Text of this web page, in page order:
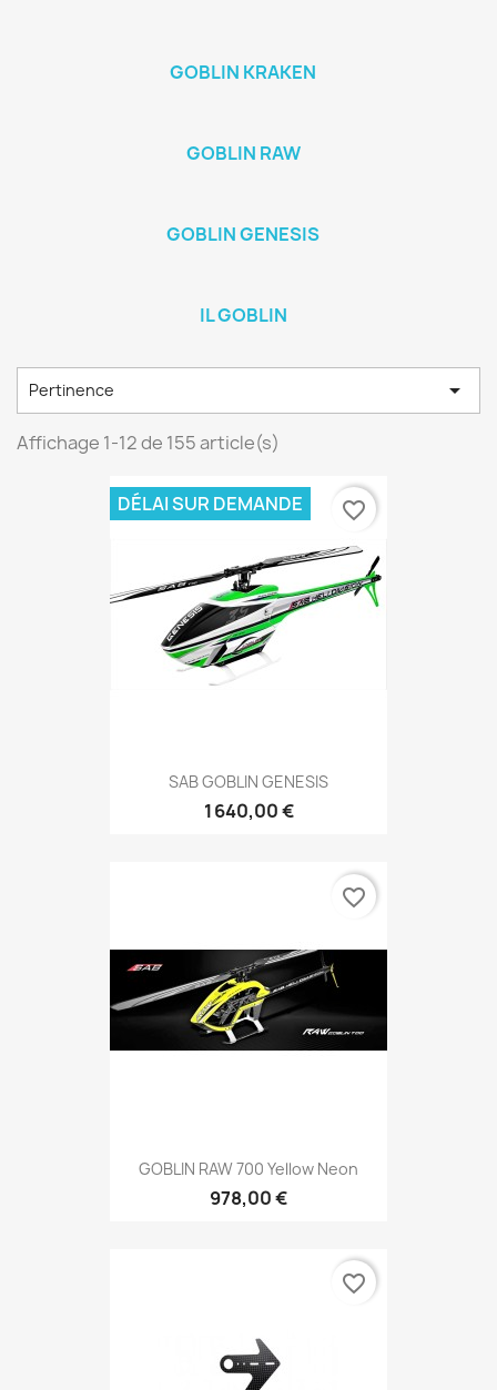
GOBLIN KRAKEN
GOBLIN RAW
GOBLIN GENESIS
IL GOBLIN
Pertinence 
Affichage 1-12 de 155 article(s)
SAB GOBLIN GENESIS
1 640,00 €
DÉLAI SUR DEMANDE favorite_border
GOBLIN RAW 700 Yellow Neon
978,00 €
favorite_border
favorite_border